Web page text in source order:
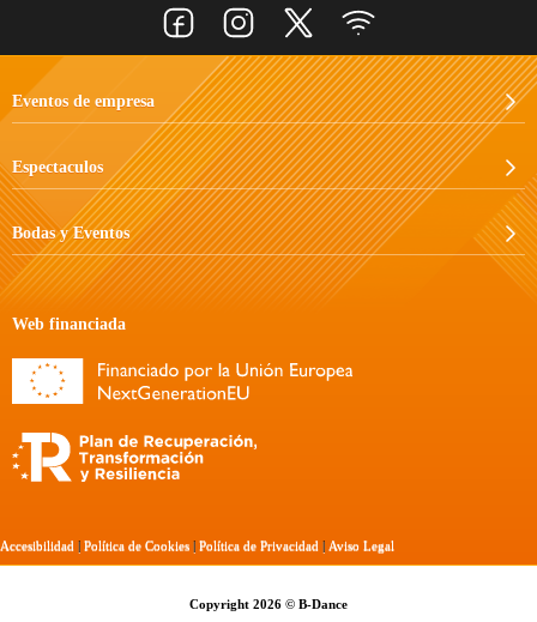
Web financiada
Eventos de empresa
Espectaculos
Bodas y Eventos
Accesibilidad | Política de Cookies | Política de Privacidad | Aviso Legal
Copyright 2026 © B-Dance